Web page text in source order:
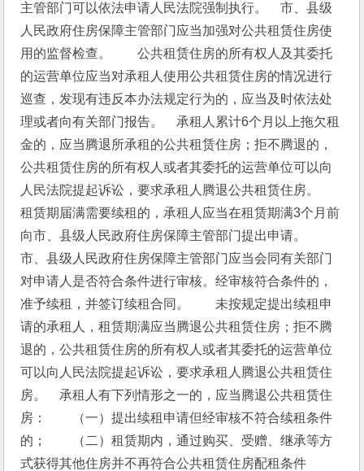
主管部门可以依法申请人民法院强制执行。　市、县级
人民政府住房保障主管部门应当加强对公共租赁住房使
用的监督检查。　　公共租赁住房的所有权人及其委托
的运营单位应当对承租人使用公共租赁住房的情况进行
巡查，发现有违反本办法规定行为的，应当及时依法处
理或者向有关部门报告。　承租人累计6个月以上拖欠租
金的，应当腾退所承租的公共租赁住房；拒不腾退的，
公共租赁住房的所有权人或者其委托的运营单位可以向
人民法院提起诉讼，要求承租人腾退公共租赁住房。
租赁期届满需要续租的，承租人应当在租赁期满3个月前
向市、县级人民政府住房保障主管部门提出申请。
市、县级人民政府住房保障主管部门应当会同有关部门
对申请人是否符合条件进行审核。经审核符合条件的，
准予续租，并签订续租合同。　　未按规定提出续租申
请的承租人，租赁期满应当腾退公共租赁住房；拒不腾
退的，公共租赁住房的所有权人或者其委托的运营单位
可以向人民法院提起诉讼，要求承租人腾退公共租赁住
房。　承租人有下列情形之一的，应当腾退公共租赁住
房：　　（一）提出续租申请但经审核不符合续租条件
的；　　（二）租赁期内，通过购买、受赠、继承等方
式获得其他住房并不再符合公共租赁住房配租条件